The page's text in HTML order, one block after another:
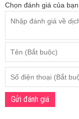
Chọn đánh giá của bạn
Gửi đánh giá